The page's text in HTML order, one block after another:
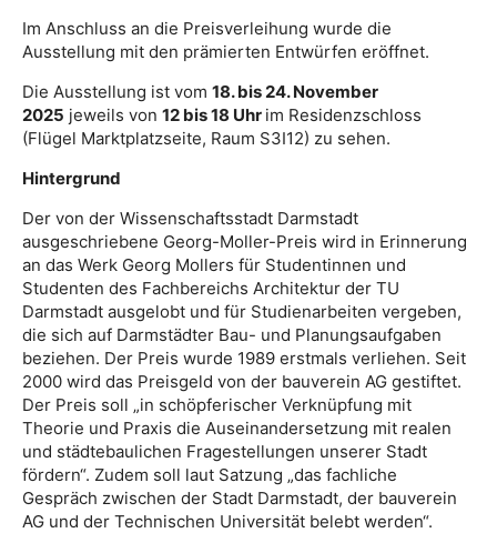
Im Anschluss an die Preisverleihung wurde die
Ausstellung mit den prämierten Entwürfen eröffnet.
Die Ausstellung ist vom 18. bis 24. November
2025 jeweils von 12 bis 18 Uhr im Residenzschloss
(Flügel Marktplatzseite, Raum S3I12) zu sehen.
Hintergrund
Der von der Wissenschaftsstadt Darmstadt
ausgeschriebene Georg-Moller-Preis wird in Erinnerung
an das Werk Georg Mollers für Studentinnen und
Studenten des Fachbereichs Architektur der TU
Darmstadt ausgelobt und für Studienarbeiten vergeben,
die sich auf Darmstädter Bau- und Planungsaufgaben
beziehen. Der Preis wurde 1989 erstmals verliehen. Seit
2000 wird das Preisgeld von der bauverein AG gestiftet.
Der Preis soll „in schöpferischer Verknüpfung mit
Theorie und Praxis die Auseinandersetzung mit realen
und städtebaulichen Fragestellungen unserer Stadt
fördern“. Zudem soll laut Satzung „das fachliche
Gespräch zwischen der Stadt Darmstadt, der bauverein
AG und der Technischen Universität belebt werden“.